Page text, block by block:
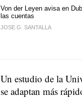
Von der Leyen avisa en
las cuentas
JOSE G. SANTALLA
Un estudio de la
se adaptan más